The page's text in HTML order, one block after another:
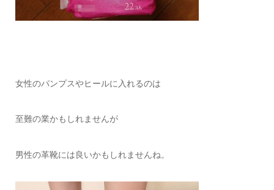
女性のパンプスやヒールに入れるのは
至難の業かもしれませんが
男性の革靴には良いかもしれませんね。